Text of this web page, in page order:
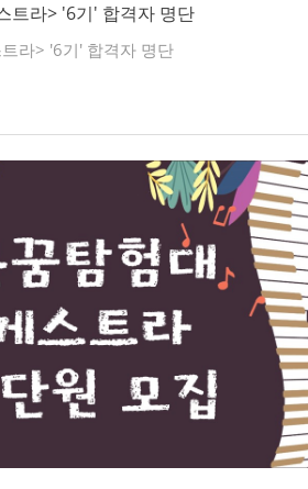
트라> '6기' 합격자 명단
라> '6기' 합격자 명단